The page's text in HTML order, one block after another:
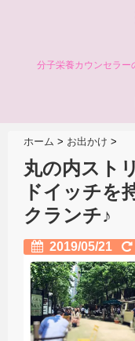
分子栄養カウンセラー
ホーム > お出かけ >
丸の内スト
ドイッチを
クランチ♪
2019/05/21